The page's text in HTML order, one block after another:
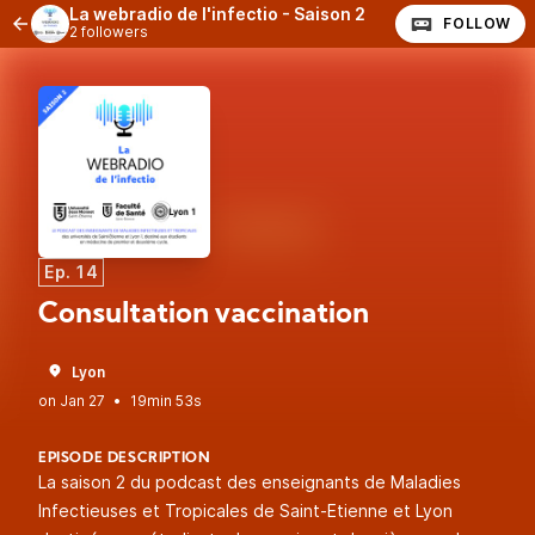
La webradio de l'infectio - Saison 2
2 followers FOLLOW
Ep. 14
Consultation vaccination
Lyon
•
19min 53s
EPISODE DESCRIPTION
La saison 2 du podcast des enseignants de Maladies
Infectieuses et Tropicales de Saint-Etienne et Lyon